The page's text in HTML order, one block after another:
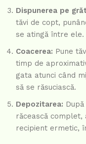
Dispunerea pe
tăvi de copt,
se atingă între ele.
Coacerea: Pune
timp de
gata atunci când
să se răsuciască.
Depozitarea:
răcească
recipient ermetic,